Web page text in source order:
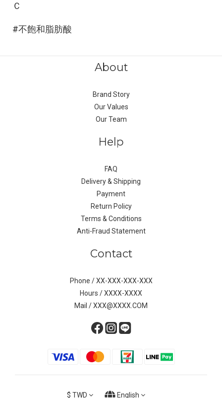
Ｃ
#不飽和脂肪酸
About
Brand Story
Our Values
Our Team
Help
FAQ
Delivery & Shipping
Payment
Return Policy
Terms & Conditions
Anti-Fraud Statement
Contact
Phone / XX-XXX-XXX-XXX
Hours / XXXX-XXXX
Mail / XXX@XXXX.COM
$ TWD English